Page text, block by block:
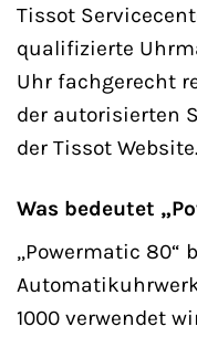
Tissot
qualifizierte
Uhr fachgerecht
der autorisierten
der Tissot Website.
Was bedeutet
„Powermatic 80“
1000 verwendet